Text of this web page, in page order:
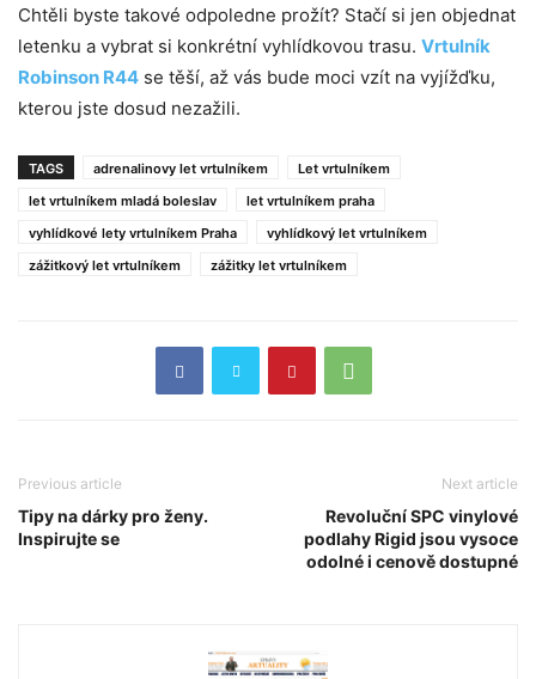
Chtěli byste takové odpoledne prožít? Stačí si jen objednat
letenku a vybrat si konkrétní vyhlídkovou trasu. Vrtulník
Robinson R44 se těší, až vás bude moci vzít na vyjížďku,
kterou jste dosud nezažili.
TAGS adrenalinovy let vrtulníkem
Let vrtulníkem
let vrtulníkem mladá boleslav
let vrtulníkem praha
vyhlídkové lety vrtulníkem Praha
vyhlídkový let vrtulníkem
zážitkový let vrtulníkem
zážitky let vrtulníkem
Previous article
Tipy na dárky pro ženy.
Inspirujte se
Next article
Revoluční SPC vinylové
podlahy Rigid jsou vysoce
odolné i cenově dostupné